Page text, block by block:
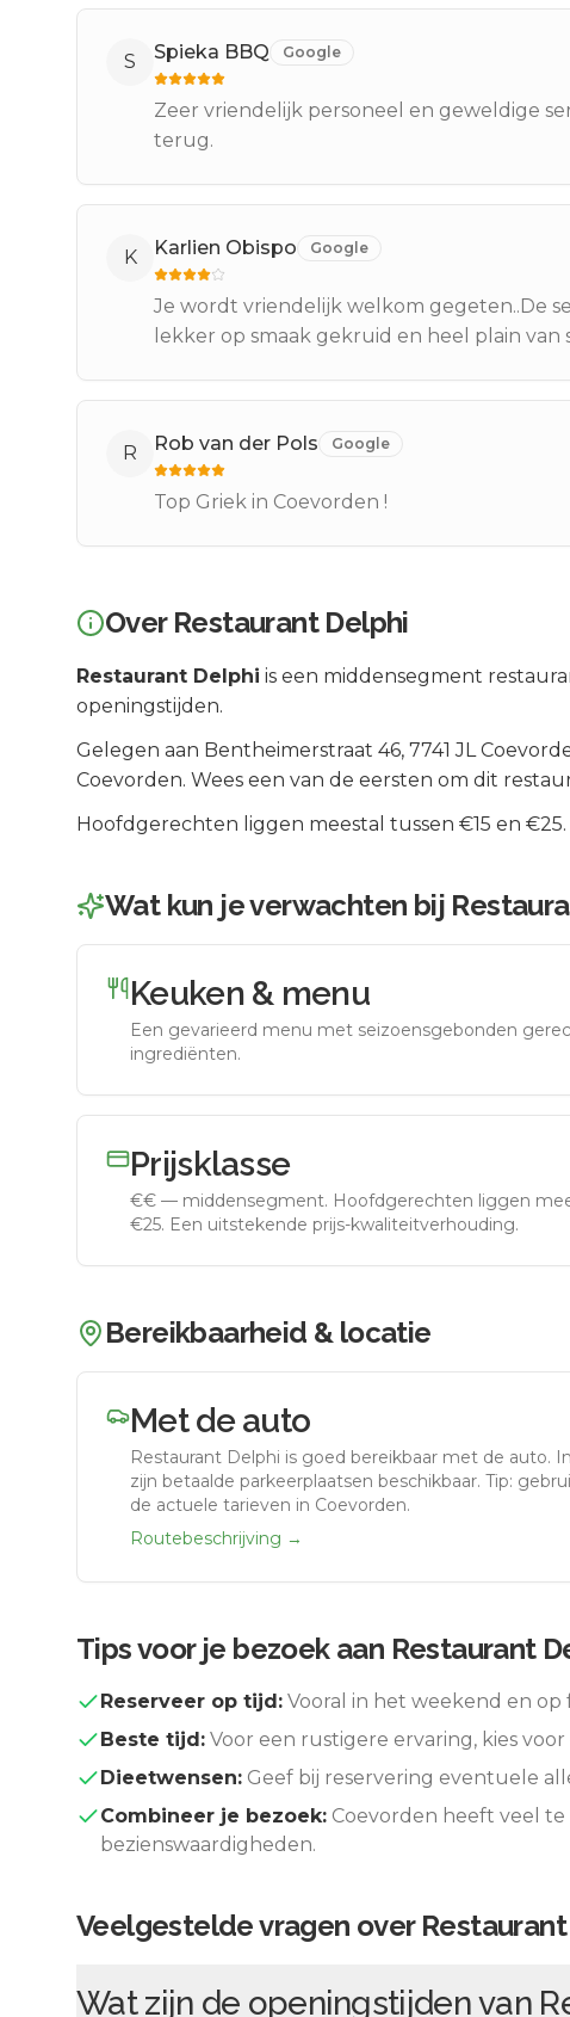
S Spieka BBQ Google
Zeer vriendelijk personeel en geweldige
terug.
K Karlien Obispo Google
Je wordt vriendelijk welkom gegeten..De
lekker op smaak gekruid en heel plain van
R Rob van der Pols Google
Top Griek in Coevorden !
Over Restaurant Delphi
Restaurant Delphi is een middensegment
openingstijden.
Gelegen aan Bentheimerstraat 46, 7741 JL
Coevorden. Wees een van de eersten om dit
Hoofdgerechten liggen meestal tussen €15 en
Wat kun je verwachten bij
Keuken & menu
Een gevarieerd menu met seizoensgebonden
ingrediënten.
Prijsklasse
€€ — middensegment. Hoofdgerechten liggen
€25. Een uitstekende prijs-kwaliteitverhouding.
Bereikbaarheid & locatie
Met de auto
Restaurant Delphi is goed bereikbaar met de auto.
zijn betaalde parkeerplaatsen beschikbaar. Tip:
de actuele tarieven in Coevorden.
Routebeschrijving →
Tips voor je bezoek aan Restaurant
Reserveer op tijd: Vooral in het weekend en
Beste tijd: Voor een rustigere ervaring, kies
Dieetwensen: Geef bij reservering eventuele
Combineer je bezoek: Coevorden heeft veel te
bezienswaardigheden.
Veelgestelde vragen over
Wat zijn de openingstijden van